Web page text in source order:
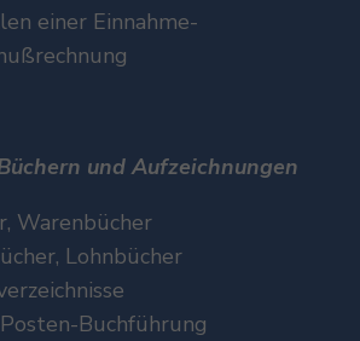
einer Einnahme-
und Aufzeichnungen
Warenbücher
Lohnbücher
Buchführung